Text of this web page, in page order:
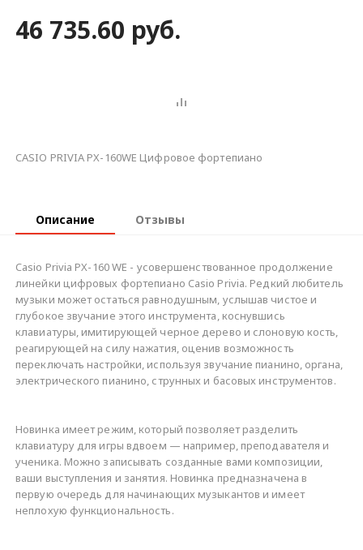
46 735.60 руб.
CASIO PRIVIA PX-160WE Цифровое фортепиано
Описание Отзывы
Casio Privia PX-160 WE - усовершенствованное продолжение
линейки цифровых фортепиано Casio Privia. Редкий любитель
музыки может остаться равнодушным, услышав чистое и
глубокое звучание этого инструмента, коснувшись
клавиатуры, имитирующей черное дерево и слоновую кость,
реагирующей на силу нажатия, оценив возможность
переключать настройки, используя звучание пианино, органа,
электрического пианино, струнных и басовых инструментов.
Новинка имеет режим, который позволяет разделить
клавиатуру для игры вдвоем — например, преподавателя и
ученика. Можно записывать созданные вами композиции,
ваши выступления и занятия. Новинка предназначена в
первую очередь для начинающих музыкантов и имеет
неплохую функциональность.